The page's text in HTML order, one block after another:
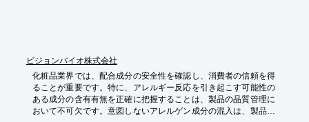
ビジョンバイオ株式会社
化粧品業界では、配合成分の安全性を確認し、消費者の信頼を得
ることが重要です。特に、アレルギー反応を引き起こす可能性の
ある成分の含有有無を正確に把握することは、製品の品質管理に
おいて不可欠です。意図しないアレルゲン成分の混入は、製品回